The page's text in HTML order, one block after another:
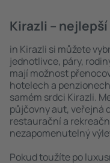
Kirazli –
in Kirazli si můžete
jednotlivce, páry,
mají možnost
hotelech a
samém srdci Kirazli.
půjčovny aut, veřejná
restaurační a
nezapomenutelný
Pokud toužíte po